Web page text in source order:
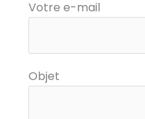
Votre e-mail
Objet